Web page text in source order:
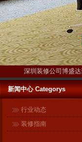
深圳装修公司博盛
新闻中心 Categorys
行业动态
装修指南